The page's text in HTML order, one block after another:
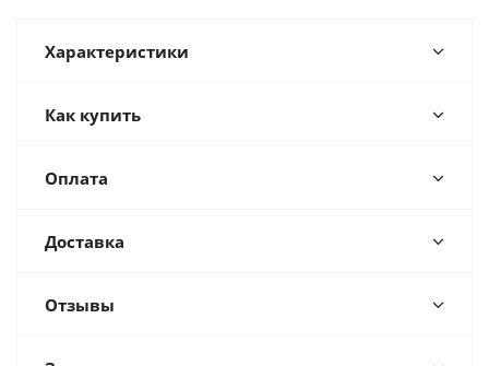
Характеристики
Как купить
Оплата
Доставка
Отзывы